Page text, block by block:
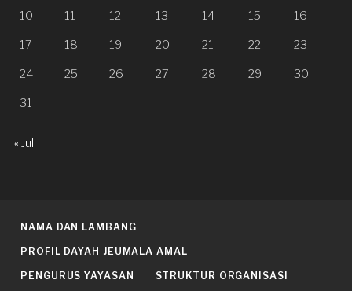
10 11 12 13 14 15 16
17 18 19 20 21 22 23
24 25 26 27 28 29 30
31
« Jul
NAMA DAN LAMBANG
PROFIL DAYAH JEUMALA AMAL
PENGURUS YAYASAN STRUKTUR ORGANISASI